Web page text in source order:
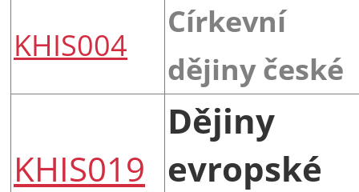
KHIS004
Církevní
dějiny české
KHIS019
Dějiny
evropské